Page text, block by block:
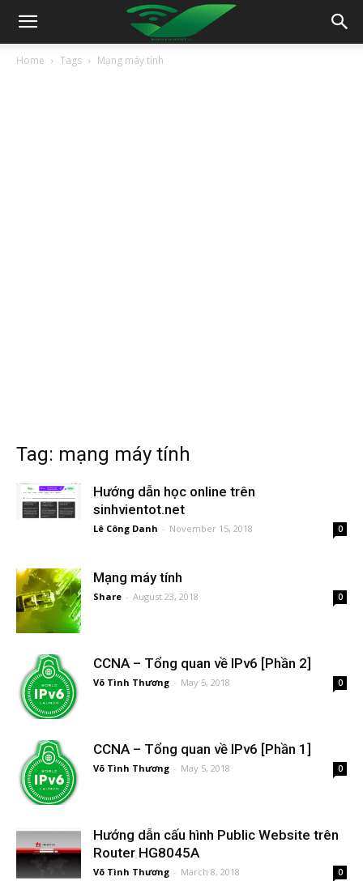
Home Tags Mạng máy tính
Tag: mạng máy tính
Hướng dẫn học online trên
sinhvientot.net
Lê Công Danh - November 15, 2018 0
Mạng máy tính
Share - August 23, 2018 0
CCNA – Tổng quan về IPv6 [Phần 2]
Võ Tình Thương - May 5, 2018 0
CCNA – Tổng quan về IPv6 [Phần 1]
Võ Tình Thương - May 5, 2018 0
Hướng dẫn cấu hình Public Website trên
Router HG8045A
Võ Tình Thương - March 8, 2018 0